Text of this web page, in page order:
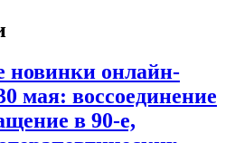
новинки онлайн-
мая: воссоединение
в 90-е,